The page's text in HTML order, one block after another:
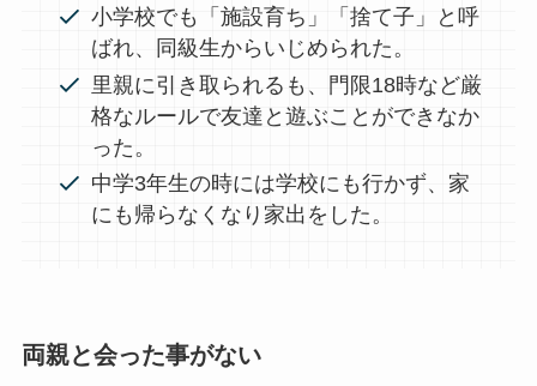
小学校でも「施設育ち」「捨て子」と呼
ばれ、同級生からいじめられた。
里親に引き取られるも、門限18時など厳
格なルールで友達と遊ぶことができなか
った。
中学3年生の時には学校にも行かず、家
にも帰らなくなり家出をした。
両親と会った事がない